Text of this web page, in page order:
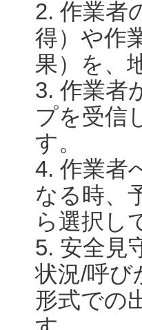
2. 作業者
得）や作
果）を、
3. 作業者
プを受信
す。
4. 作業者
なる時、
ら選択し
5. 安全見
状況/呼び
形式での